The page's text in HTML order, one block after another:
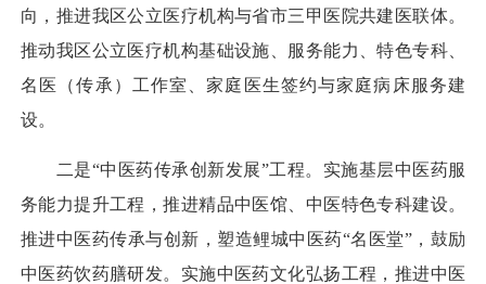
向，推进我区公立医疗机构与省市三甲医院共建医联体。
推动我区公立医疗机构基础设施、服务能力、特色专科、
名医（传承）工作室、家庭医生签约与家庭病床服务建
设。
二是“中医药传承创新发展”工程。实施基层中医药服
务能力提升工程，推进精品中医馆、中医特色专科建设。
推进中医药传承与创新，塑造鲤城中医药“名医堂”，鼓励
中医药饮药膳研发。实施中医药文化弘扬工程，推进中医